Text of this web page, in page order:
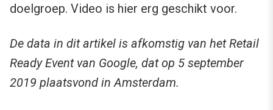
doelgroep. Video is hier erg geschikt voor.
De data in dit artikel is afkomstig van het Retail
Ready Event van Google, dat op 5 september
2019 plaatsvond in Amsterdam.